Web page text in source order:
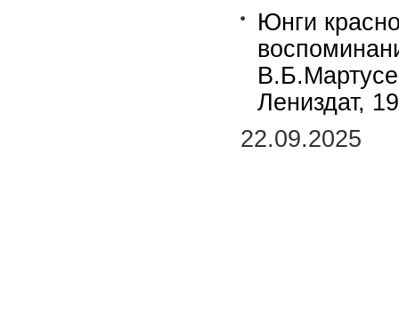
Юнги
Лениздат,
22.09.2025